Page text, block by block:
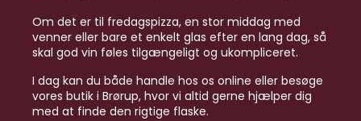
Om det er til fredagspizza, en stor middag med
venner eller bare et enkelt glas efter en lang dag, så
skal god vin føles tilgængeligt og ukompliceret.
I dag kan du både handle hos os online eller besøge
vores butik i Brørup, hvor vi altid gerne hjælper dig
med at finde den rigtige flaske.